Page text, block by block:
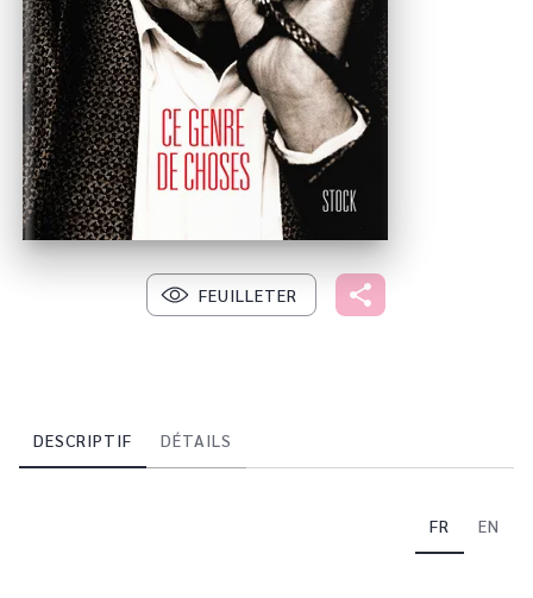
FEUILLETER
DESCRIPTIF DÉTAILS
FR EN